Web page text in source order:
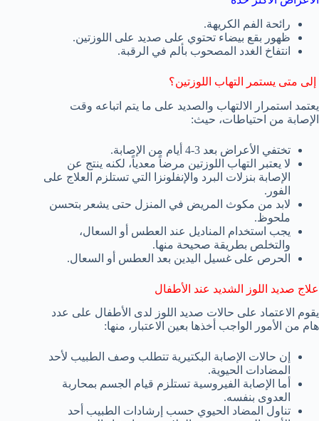
رائحة الفم الكريهة.
ظهور بقع بيضاء تحتوي على صديد على اللوزتين.
انتفاخ الغدد المصحوب بألم في الرقبة.
إلى متى يستمر التهاب اللوزتين؟
يعتمد استمرار الالتهاب والصديد على ما يتم اتباعه وقت
الإصابة من احتياطات، حيث:
تختفي الأعراض بعد 3-4 أيام من الإصابة.
لا يعتبر التهاب اللوزتين مرضاً معدياً، لكنه ينتج عن
الإصابة بنزلات البرد والإنفلونزا التي تستلزم العلاج على
الفور.
لابد من مكوث المريض في المنزل حتى يشعر بتحسن
ملحوظ.
يجب استخدام المناديل عند العطس أو السعال،
والتخلص بطريقة صحيحة منها.
الحرص على غسيل اليدين بعد العطس أو السعال.
علاج صديد اللوز الشديد عند الأطفال
يقوم الاعتماد على حالات صديد اللوز لدى الأطفال على عدد
هام من الأمور الواجب أخذها بعين الاعتبار، منها:
إن حالات الإصابة البكتيرية تتطلب وصف الطبيب لأحد
المضادات الحيوية.
أما الإصابة الفيروسية تستلزم قيام الجسم بمحاربة
العدوى بنفسه.
تناول المضاد الحيوي حسب إرشادات الطبيب أحد